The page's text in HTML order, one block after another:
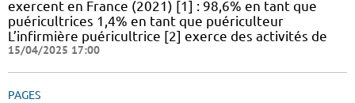
exercent en France (2021) [1] : 98,6% en tant que
puéricultrices 1,4% en tant que puériculteur
L’infirmière puéricultrice [2] exerce des activités de
15/04/2025 17:00
PAGES